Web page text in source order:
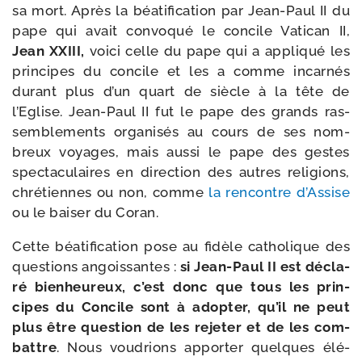
sa mort. Après la béa­ti­fi­ca­tion par Jean-​Paul II du
pape qui avait convo­qué le concile Vatican II,
Jean XXIII, voi­ci celle du pape qui a appli­qué les
prin­cipes du concile et les a comme incar­nés
durant plus d’un quart de siècle à la tête de
l’Eglise. Jean-​Paul II fut le pape des grands ras­
sem­ble­ments orga­ni­sés au cours de ses nom­
breux voyages, mais aus­si le pape des gestes
spec­ta­cu­laires en direc­tion des autres reli­gions,
chré­tiennes ou non, comme la ren­contre d’Assise
ou le bai­ser du Coran.
Cette béa­ti­fi­ca­tion pose au fidèle catho­lique des
ques­tions angois­santes : si Jean-​Paul II est décla­
ré bien­heu­reux, c’est donc que tous les prin­
cipes du Concile sont à adop­ter, qu’il ne peut
plus être ques­tion de les reje­ter et de les com­
battre. Nous vou­drions appor­ter quelques élé­